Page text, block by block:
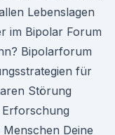
Lebenslagen
im Bipolar Forum
Bipolarforum
für
Störung
Deine